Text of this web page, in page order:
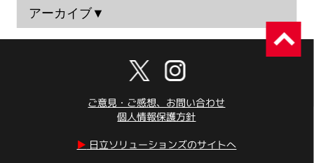
アーカイブ▼
ご意見・ご感想、お問い合わせ
個人情報保護方針
▶︎ 日立ソリューションズのサイトへ